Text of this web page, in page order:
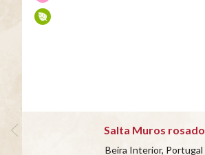
Salta Muros rosado
Beira Interior, Portugal